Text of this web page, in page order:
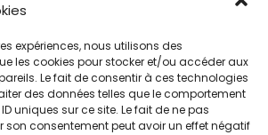
expériences, nous utilisons des
les cookies pour stocker et/ou accéder aux
Le fait de consentir à ces technologies
des données telles que le comportement
uniques sur ce site. Le fait de ne pas
son consentement peut avoir un effet négatif
55 04
personnelles